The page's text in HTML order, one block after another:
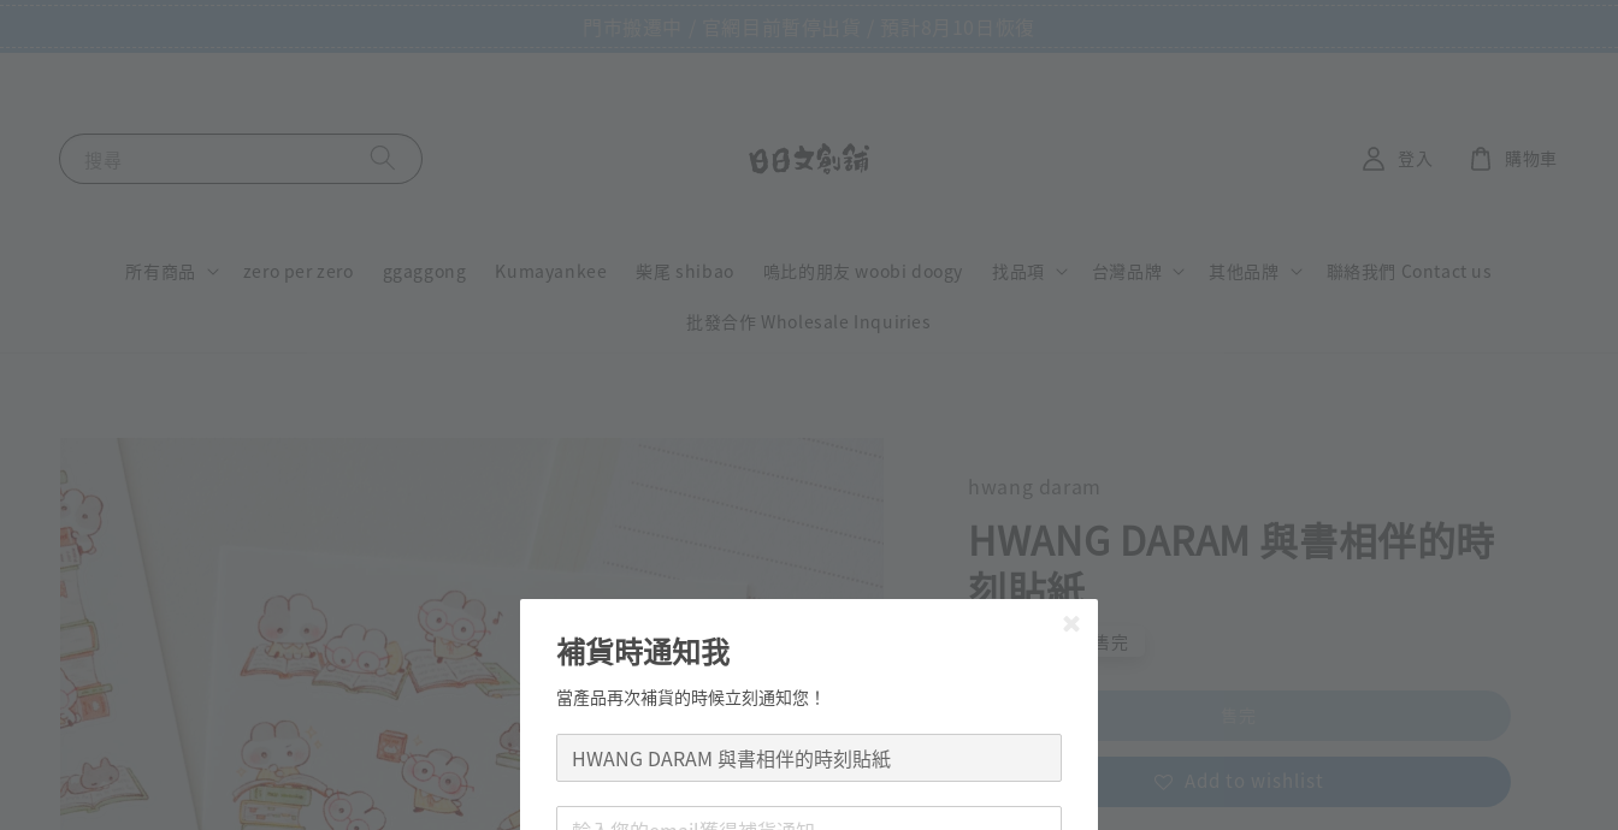
所有商品 zero per zero ggaggong Kumayankee 柴尾 shibao 嗚比的朋友 woobi doogy 找品項 台灣品牌 其他品牌 聯絡我們 Contact us
批發合作 Wholesale Inquiries
登入 購物車
HWANG DARAM 與書相伴的時
刻貼紙
售完
補貨時通知我
當產品再次補貨的時候立刻通知您！